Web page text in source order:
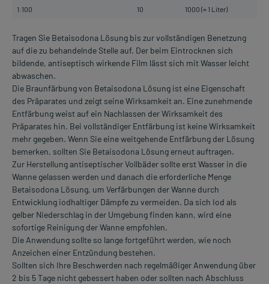
1:100 10 1000 (= 1 Liter)
Tragen Sie Betaisodona Lösung bis zur vollständigen Benetzung
auf die zu behandelnde Stelle auf. Der beim Eintrocknen sich
bildende, antiseptisch wirkende Film lässt sich mit Wasser leicht
abwaschen.
Die Braunfärbung von Betaisodona Lösung ist eine Eigenschaft
des Präparates und zeigt seine Wirksamkeit an. Eine zunehmende
Entfärbung weist auf ein Nachlassen der Wirksamkeit des
Präparates hin. Bei vollständiger Entfärbung ist keine Wirksamkeit
mehr gegeben. Wenn Sie eine weitgehende Entfärbung der Lösung
bemerken, sollten Sie Betaisodona Lösung erneut auftragen.
Zur Herstellung antiseptischer Vollbäder sollte erst Wasser in die
Wanne gelassen werden und danach die erforderliche Menge
Betaisodona Lösung, um Verfärbungen der Wanne durch
Entwicklung iodhaltiger Dämpfe zu vermeiden. Da sich Iod als
gelber Niederschlag in der Umgebung finden kann, wird eine
sofortige Reinigung der Wanne empfohlen.
Die Anwendung sollte so lange fortgeführt werden, wie noch
Anzeichen einer Entzündung bestehen.
Sollten sich Ihre Beschwerden nach regelmäßiger Anwendung über
2 bis 5 Tage nicht gebessert haben oder sollten nach Abschluss